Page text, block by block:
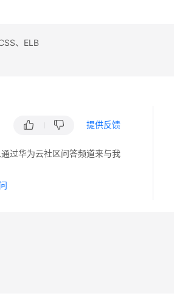
、ELB
提供反馈
过华为云社区问答频道来与我